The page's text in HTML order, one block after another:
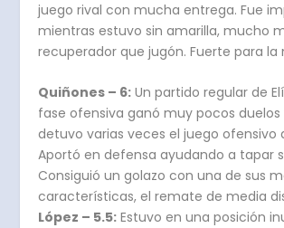
juego rival con mucha entrega. Fue
mientras estuvo sin amarilla, mucho
recuperador que jugón. Fuerte para la
Quiñones – 6: Un partido regular de
fase ofensiva ganó muy pocos duelos
detuvo varias veces el juego ofensivo
Aportó en defensa ayudando a tapar
Consiguió un golazo con una de sus
características, el remate de media
López – 5.5: Estuvo en una posición